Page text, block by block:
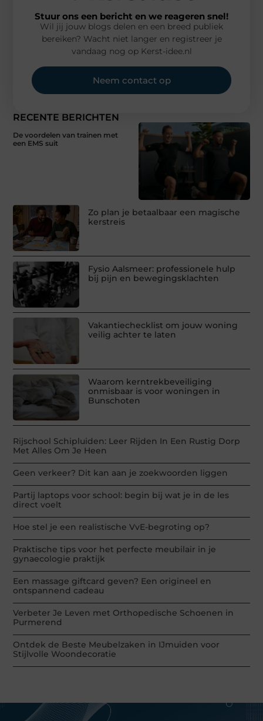
RECENTE BERICHTEN
De voordelen van trainen met
een EMS suit
Zo plan je betaalbaar een magische
kerstreis
Fysio Aalsmeer: professionele hulp
bij pijn en bewegingsklachten
Vakantiechecklist om jouw woning
veilig achter te laten
Waarom kerntrekbeveiliging
onmisbaar is voor woningen in
Bunschoten
Rijschool Schipluiden: Leer Rijden In Een Rustig Dorp
Met Alles Om Je Heen
Geen verkeer? Dit kan aan je zoekwoorden liggen
Partij laptops voor school: begin bij wat je in de les
direct voelt
Hoe stel je een realistische VvE-begroting op?
Praktische tips voor het perfecte meubilair in je
gynaecologie praktijk
Een massage giftcard geven? Een origineel en
ontspannend cadeau
Verbeter Je Leven met Orthopedische Schoenen in
Purmerend
Ontdek de Beste Meubelzaken in IJmuiden voor
Stijlvolle Woondecoratie
Stuur ons een bericht en we reageren snel!
Wil jij jouw blogs delen en een breed publiek
bereiken? Wacht niet langer en registreer je
vandaag nog op Kerst-idee.nl
Neem contact op